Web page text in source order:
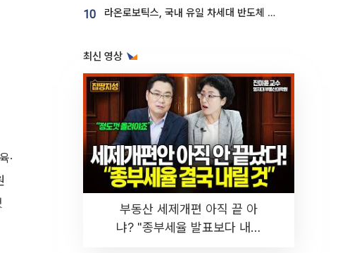
·
10 라온로보틱스, 국내 유일 차세대 반도체 공정 로봇 개발 ‘고객사 테스트 진행’
최신 영상
부동산 세제개편 아직 끝 아
냐? "종부세율 발표보다 내릴